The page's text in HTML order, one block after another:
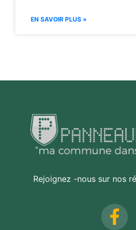
EN SAVOIR PLUS »
Rejoignez -nous sur nos